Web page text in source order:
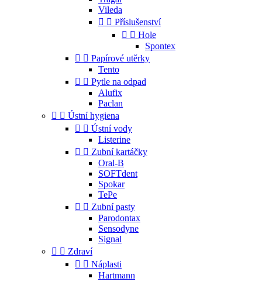
Vileda
  Příslušenství
  Hole
Spontex
  Papírové utěrky
Tento
  Pytle na odpad
Alufix
Paclan
  Ústní hygiena
  Ústní vody
Listerine
  Zubní kartáčky
Oral-B
SOFTdent
Spokar
TePe
  Zubní pasty
Parodontax
Sensodyne
Signal
  Zdraví
  Náplasti
Hartmann